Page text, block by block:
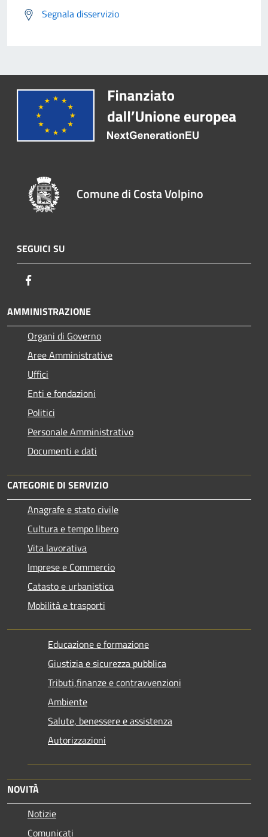
Segnala disservizio
Comune di Costa Volpino
SEGUICI SU
AMMINISTRAZIONE
Organi di Governo
Aree Amministrative
Uffici
Enti e fondazioni
Politici
Personale Amministrativo
Documenti e dati
CATEGORIE DI SERVIZIO
Anagrafe e stato civile
Cultura e tempo libero
Vita lavorativa
Imprese e Commercio
Catasto e urbanistica
Mobilità e trasporti
Educazione e formazione
Giustizia e sicurezza pubblica
Tributi,finanze e contravvenzioni
Ambiente
Salute, benessere e assistenza
Autorizzazioni
NOVITÀ
Notizie
Comunicati